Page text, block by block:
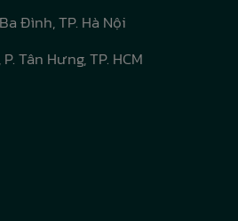
Đình, TP. Hà Nội
Tân Hưng, TP. HCM